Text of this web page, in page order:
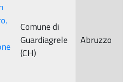
Comune di
Guardiagrele
(CH)
Abruzzo